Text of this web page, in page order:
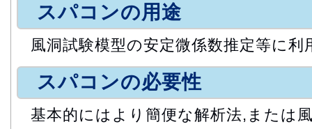
スパコンの用途
風洞試験模型の安定微係数推定等に利
スパコンの必要性
基本的にはより簡便な解析法,または